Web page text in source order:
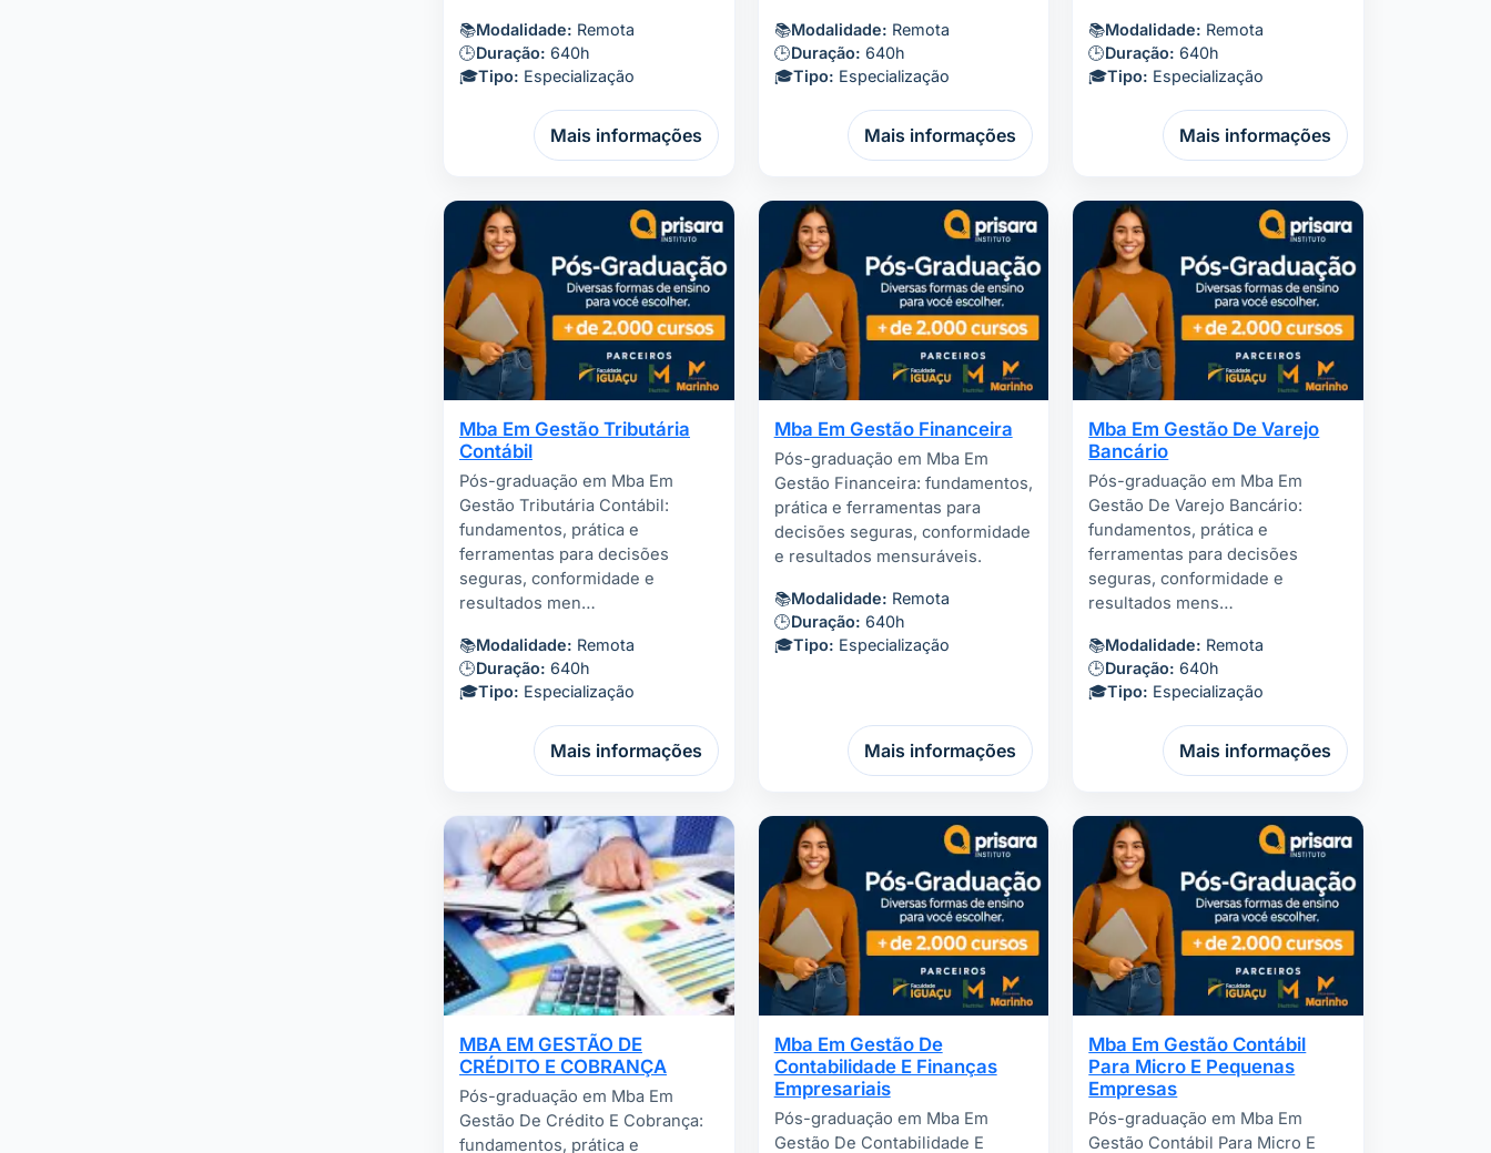
📚Modalidade: Remota
🕒Duração: 640h
🎓Tipo: Especialização
Mais informações
📚Modalidade: Remota
🕒Duração: 640h
🎓Tipo: Especialização
Mais informações
📚Modalidade: Remota
🕒Duração: 640h
🎓Tipo: Especialização
Mais informações
Mba Em Gestão Tributária
Contábil
Pós-graduação em Mba Em
Gestão Tributária Contábil:
fundamentos, prática e
ferramentas para decisões
seguras, conformidade e
resultados men…
📚Modalidade: Remota
🕒Duração: 640h
🎓Tipo: Especialização
Mais informações
Mba Em Gestão Financeira
Pós-graduação em Mba Em
Gestão Financeira: fundamentos,
prática e ferramentas para
decisões seguras, conformidade
e resultados mensuráveis.
📚Modalidade: Remota
🕒Duração: 640h
🎓Tipo: Especialização
Mais informações
Mba Em Gestão De Varejo
Bancário
Pós-graduação em Mba Em
Gestão De Varejo Bancário:
fundamentos, prática e
ferramentas para decisões
seguras, conformidade e
resultados mens…
📚Modalidade: Remota
🕒Duração: 640h
🎓Tipo: Especialização
Mais informações
MBA EM GESTÃO DE
CRÉDITO E COBRANÇA
Pós-graduação em Mba Em
Gestão De Crédito E Cobrança:
fundamentos, prática e
Mba Em Gestão De
Contabilidade E Finanças
Empresariais
Pós-graduação em Mba Em
Gestão De Contabilidade E
Mba Em Gestão Contábil
Para Micro E Pequenas
Empresas
Pós-graduação em Mba Em
Gestão Contábil Para Micro E